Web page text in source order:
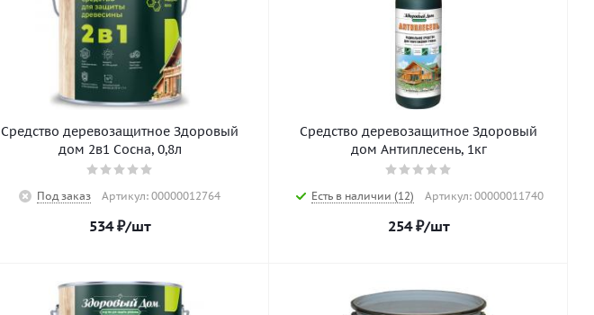
Средство деревозащитное Здоровый
дом 2в1 Сосна, 0,8л
Под заказ Артикул: 00000012764
534₽/шт
Средство деревозащитное Здоровый
дом Антиплесень, 1кг
Есть в наличии (12) Артикул: 00000011740
254₽/шт